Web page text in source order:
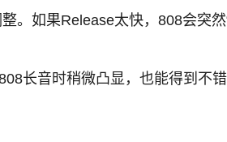
。如果Release太快，808会突
长音时稍微凸显，也能得到不